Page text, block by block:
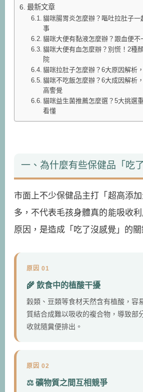
最新文章
貓咪腸胃炎怎麼辦？嘔吐拉肚子
事
貓咪大便有黏液怎麼辦？跟血便
貓咪大便有血怎麼辦？別慌！2種
院
貓咪拉肚子怎麼辦？6大原因解析
貓咪不吃飯怎麼辦？6大成因解析
高警覺
貓咪益生菌推薦怎麼選？5大挑選
看懂
一、為什麼有些保健品「吃
市面上不少保健品主打「超高添
多，不代表毛孩身體真的能吸收
原因，是造成「吃了沒感覺」的關
原因 01
🌾 飲食中的植酸干擾
穀類、豆類等食材天然含有植酸，容
質結合成難以吸收的複合物，導致部
收就隨糞便排出。
原因 02
⚖️ 礦物質之間互相競爭